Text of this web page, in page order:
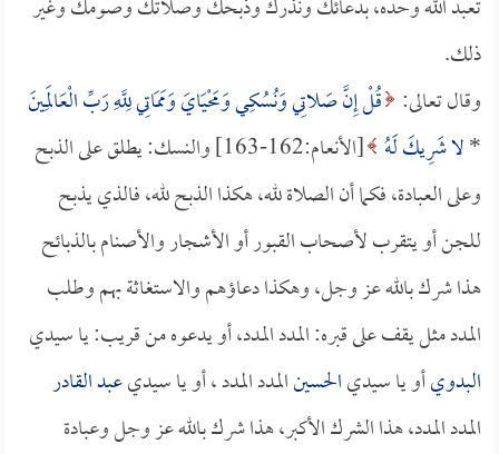
تعبد الله وحده، بدعائك ونذرك وذبحك وصلاتك وصومك وغير
ذلك.
وقال تعالى: قُلْ إِنَّ صَلاتِي وَنُسُكِي وَمَحْيَايَ وَمَمَاتِي لِلَّهِ رَبِّ الْعَالَمِينَ
*لا شَرِيكَ لَهُ
[الأنعام:162-163] والنسك: يطلق على الذبح
وعلى العبادة، فكما أن الصلاة لله، هكذا الذبح لله، فالذي يذبح
للجن أو يتقرب لأصحاب القبور أو الأشجار والأصنام بالذبائح
هذا شرك بالله عز وجل، وهكذا دعاؤهم والاستغاثة بهم وطلب
المدد مثل يقف على قبره: المدد المدد، أو يدعوه من قريب: يا سيدي
البدويأو يا سيديالحسينالمدد المدد ، أو يا سيديعبد القادر
المدد المدد، هذا الشرك الأكبر، هذا شرك بالله عز وجل وعبادة